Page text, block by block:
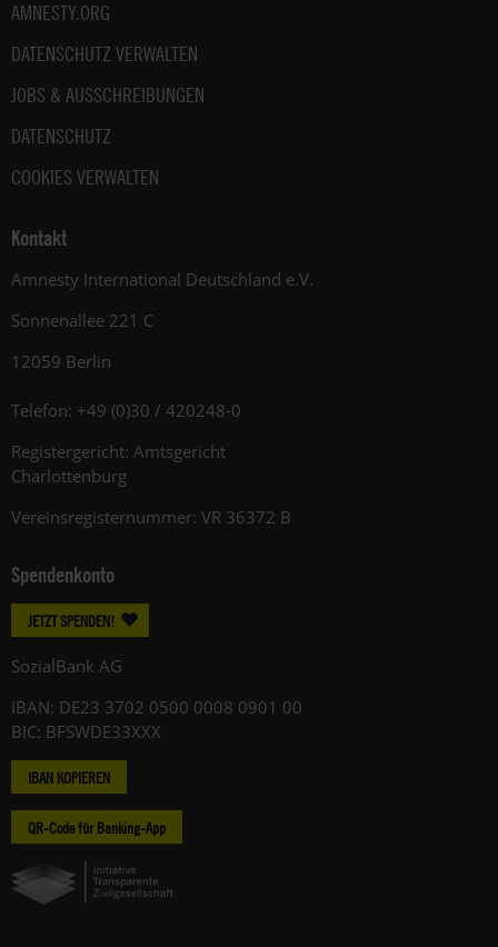
AMNESTY.ORG
DATENSCHUTZ VERWALTEN
JOBS & AUSSCHREIBUNGEN
DATENSCHUTZ
COOKIES VERWALTEN
Kontakt
Amnesty International Deutschland e.V.
Sonnenallee 221 C
12059 Berlin
Telefon: +49 (0)30 / 420248-0
Registergericht: Amtsgericht
Charlottenburg
Vereinsregisternummer: VR 36372 B
Spendenkonto
JETZT SPENDEN!
SozialBank AG
IBAN: DE23 3702 0500 0008 0901 00
BIC: BFSWDE33XXX
IBAN KOPIEREN
QR-Code für Banking-App